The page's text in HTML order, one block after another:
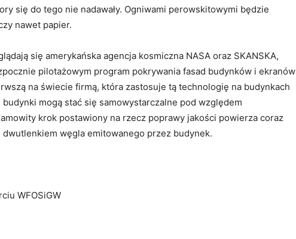
się do tego nie nadawały. Ogniwami perowskitowymi będzie
nawet papier.
się amerykańska agencja kosmiczna NASA oraz SKANSKA,
pilotażowym program pokrywania fasad budynków i ekranów
na świecie firmą, która zastosuje tą technologię na budynkach
mogą stać się samowystarczalne pod względem
krok postawiony na rzecz poprawy jakości powierza coraz
węgla emitowanego przez budynek.
WFOSiGW